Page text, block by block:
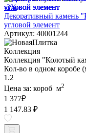
-3%
Декоративный камень
угловой элемент
Артикул: 40001244
Коллекция
Коллекция "Колотый
Кол-во в одном коробе
1.2
Цена за: короб м2
1 377₽
1 147.83 ₽